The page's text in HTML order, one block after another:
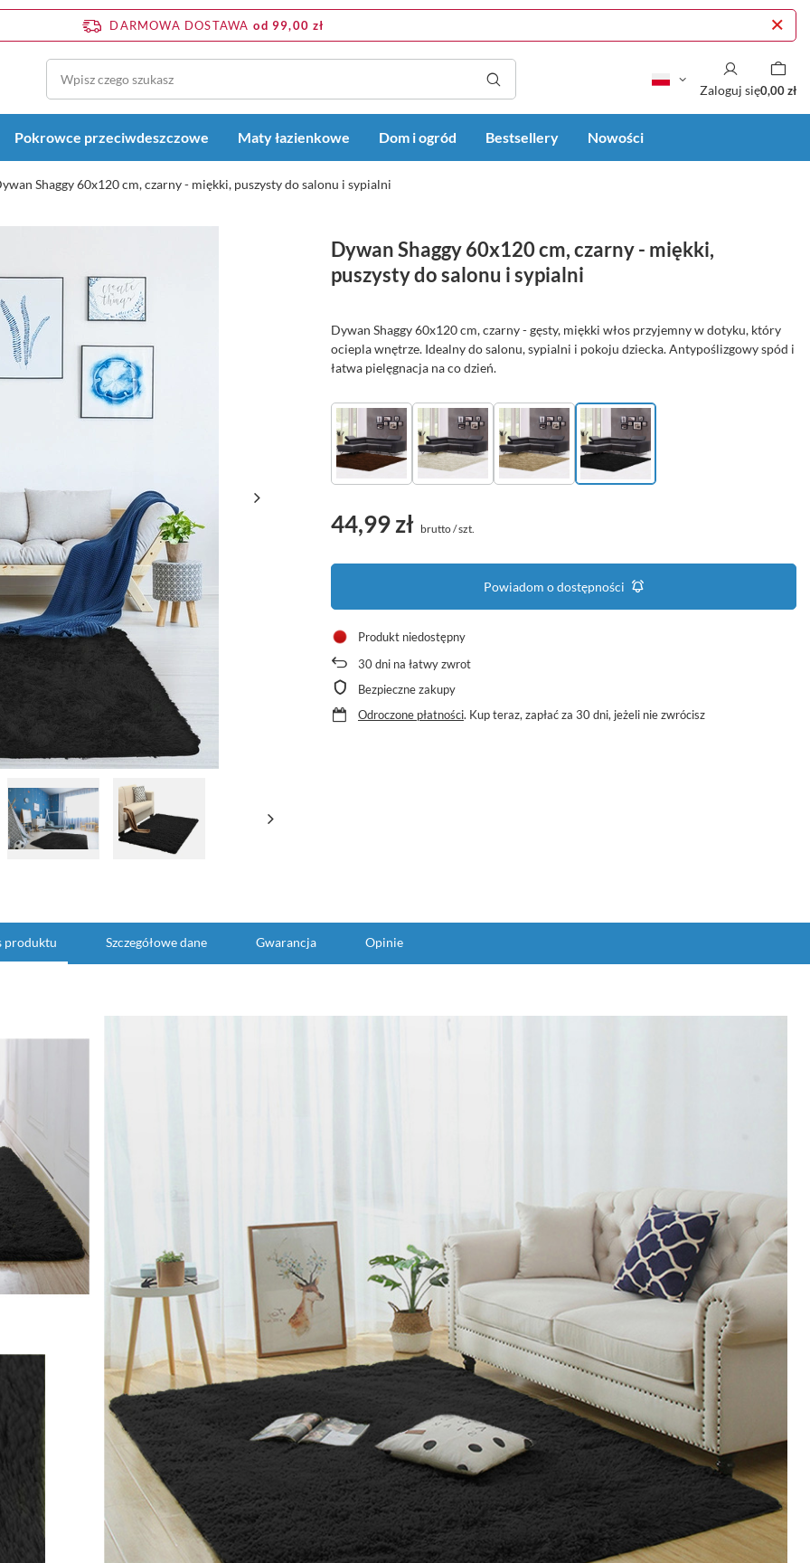
DARMOWA DOSTAWA od 99,00 zł
Zaloguj się0,00 zł
Pokrowce przeciwdeszczowe Maty łazienkowe Dom i ogród Bestsellery Nowości
Shaggy 60x120 cm, czarny - miękki, puszysty do salonu i sypialni
Dywan Shaggy 60x120 cm, czarny - miękki,
puszysty do salonu i sypialni
Dywan Shaggy 60x120 cm, czarny - gęsty, miękki włos przyjemny w dotyku, który
ociepla wnętrze. Idealny do salonu, sypialni i pokoju dziecka. Antypoślizgowy spód i
łatwa pielęgnacja na co dzień.
44,99 zł brutto/szt.
Powiadom o dostępności
Produkt niedostępny
30dni na łatwy zwrot
Bezpieczne zakupy
Odroczone płatności. Kup teraz, zapłać za 30 dni, jeżeli nie zwrócisz
produktu Szczegółowe dane Gwarancja Opinie